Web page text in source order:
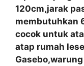
120cm,jarak
membutuhkan
cocok untuk
atap rumah